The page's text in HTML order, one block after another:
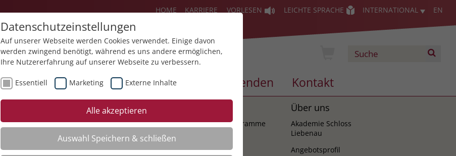
HOME KARRIERE VORLESEN LEICHTE SPRACHE INTERNATIONAL EN
Über uns Aktuelles Akademie Spenden Kontakt
Kursempfehlungen
Beratung
Supervision
Coaching
Bildungsprogramme
Über uns
Akademie Schloss
Liebenau
Angebotsprofil
Datenschutzeinstellungen
Auf unserer Webseite werden Cookies verwendet. Einige davon
werden zwingend benötigt, während es uns andere ermöglichen,
Ihre Nutzererfahrung auf unserer Webseite zu verbessern.
Essentiell Marketing Externe Inhalte
Alle akzeptieren
Auswahl Speichern & schließen